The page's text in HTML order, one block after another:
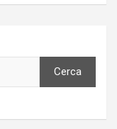
Cerca